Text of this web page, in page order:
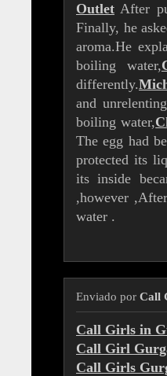
Outlet After
Finally, he
aroma.He
boiling water,
differently.
and
boiling water,
The egg had
protected its
its inside
,however
water .
Enviado por Call
Call Girls in
Call Girl
Call Girls